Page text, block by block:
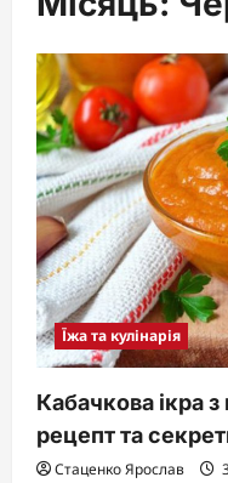
Їжа та кулінарія
Кабачкова ікра
рецепт та
Стаценко Ярослав